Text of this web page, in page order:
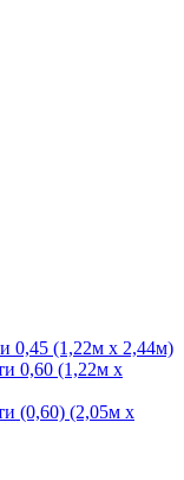
0,45 (1,22м х 2,44м)
0,60 (1,22м х
(0,60) (2,05м х